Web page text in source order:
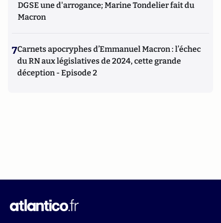
DGSE une d'arrogance; Marine Tondelier fait du
Macron
7Carnets apocryphes d’Emmanuel Macron : l’échec
du RN aux législatives de 2024, cette grande
déception - Episode 2